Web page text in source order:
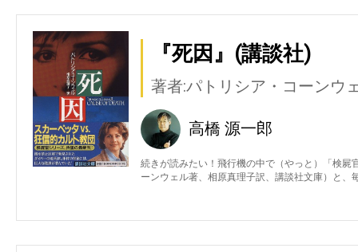
『死因』(講談社)
著者:パトリシア・コーンウ
高橋 源一郎
続きが読みたい！飛行機の中で（やっと）「検
ーンウェル著、相原真理子訳、講談社文庫）と、